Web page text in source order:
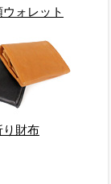
ウォレット
り財布